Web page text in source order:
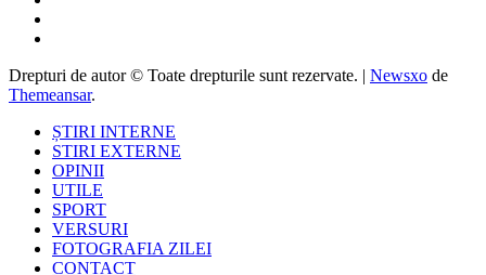
Drepturi de autor © Toate drepturile sunt rezervate. | Newsxo de
Themeansar.
ȘTIRI INTERNE
STIRI EXTERNE
OPINII
UTILE
SPORT
VERSURI
FOTOGRAFIA ZILEI
CONTACT